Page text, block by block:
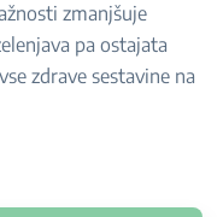
zmanjšuje
pa ostajata
zdrave sestavine na